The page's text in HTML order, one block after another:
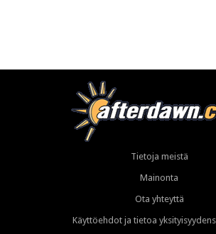
Tietoja meistä
Mainonta
Ota yhteyttä
Käyttöehdot ja tietoa